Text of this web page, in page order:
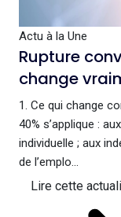
Actu à la Une
Rupture
change
1. Ce qui change
40% s’applique :
individuelle ; aux
de l’emplo...
Lire cette